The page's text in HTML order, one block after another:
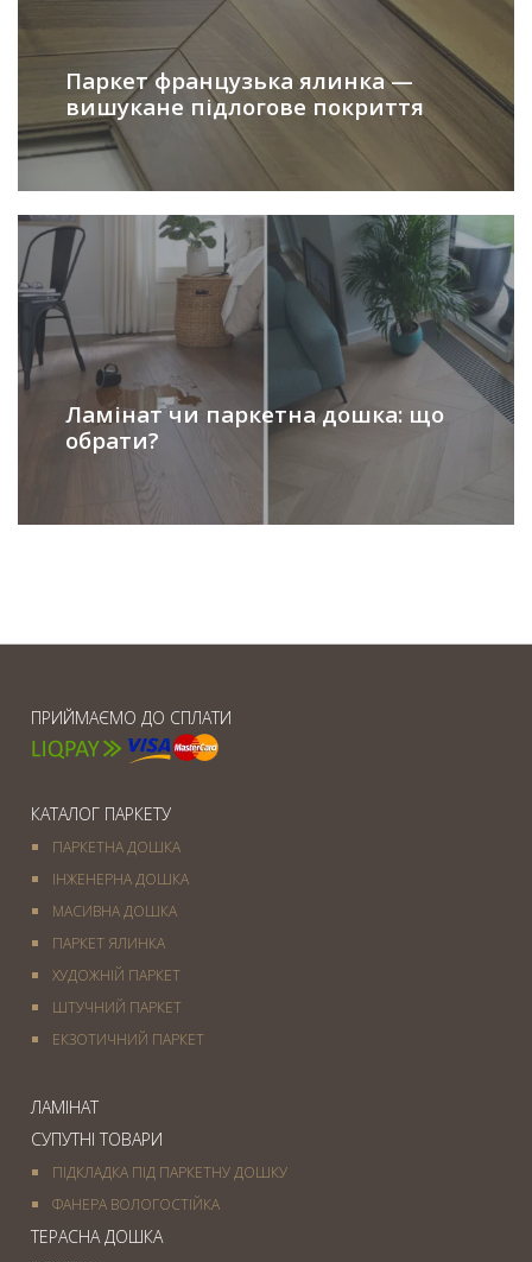
Паркет французька ялинка —
вишукане підлогове покриття
Ламінат чи паркетна дошка: що
обрати?
ПРИЙМАЄМО ДО СПЛАТИ
КАТАЛОГ ПАРКЕТУ
ПАРКЕТНА ДОШКА
ІНЖЕНЕРНА ДОШКА
МАСИВНА ДОШКА
ПАРКЕТ ЯЛИНКА
ХУДОЖНІЙ ПАРКЕТ
ШТУЧНИЙ ПАРКЕТ
ЕКЗОТИЧНИЙ ПАРКЕТ
ЛАМІНАТ
СУПУТНІ ТОВАРИ
ПІДКЛАДКА ПІД ПАРКЕТНУ ДОШКУ
ФАНЕРА ВОЛОГОСТІЙКА
ТЕРАСНА ДОШКА